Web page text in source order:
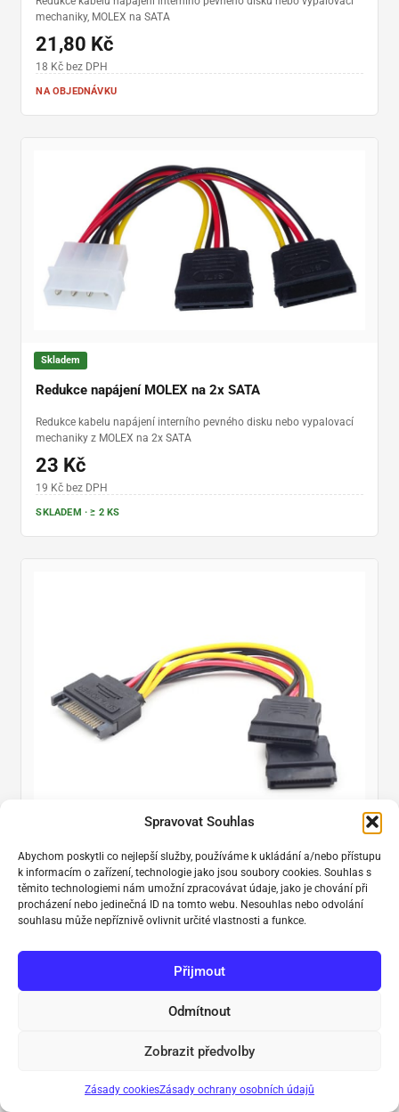
Spravovat Souhlas
Abychom poskytli co nejlepší služby, používáme k ukládání a/nebo přístupu
k informacím o zařízení, technologie jako jsou soubory cookies. Souhlas s
těmito technologiemi nám umožní zpracovávat údaje, jako je chování při
procházení nebo jedinečná ID na tomto webu. Nesouhlas nebo odvolání
souhlasu může nepříznivě ovlivnit určité vlastnosti a funkce.
Přijmout
Odmítnout
Zobrazit předvolby
Zásady cookiesZásady ochrany osobních údajů
mechaniky, MOLEX na SATA
21,80 Kč
18 Kč bez DPH
NA OBJEDNÁVKU
Skladem
Redukce napájení MOLEX na 2x SATA
Redukce kabelu napájení interního pevného disku nebo vypalovací
mechaniky z MOLEX na 2x SATA
23 Kč
19 Kč bez DPH
SKLADEM · ≥ 2 KS
Skladem
Gembird SATA napájecí 2x SATA rozdvojka, 15cm
Napájecí kabel propojovací, 1x SATA male 2x SATA female konektor,
30,30 Kč